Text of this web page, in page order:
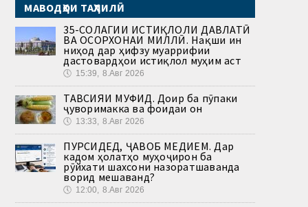
МАВОДҲОИ ТАҲЛИЛӢ
35-СОЛАГИИ ИСТИҚЛОЛИ ДАВЛАТӢ
ВА ОСОРХОНАИ МИЛЛӢ. Нақши ин
ниҳод дар ҳифзу муаррифии
дастовардҳои истиқлол муҳим аст
🕔 15:39, 8.Авг 2026
ТАВСИЯИ МУФИД. Доир ба пӯпаки
ҷуворимакка ва фоидаи он
🕔 13:33, 8.Авг 2026
ПУРСИДЕД, ҶАВОБ МЕДИҲЕМ. Дар
кадом ҳолатҳо муҳоҷирон ба
рӯйхати шахсони назоратшаванда
ворид мешаванд?
🕔 12:00, 8.Авг 2026